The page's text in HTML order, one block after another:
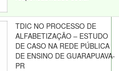
TDIC NO PROCESSO DE
ALFABETIZAÇÃO – ESTUDO
DE CASO NA REDE PÚBLICA
DE ENSINO DE GUARAPUAVA-
PR